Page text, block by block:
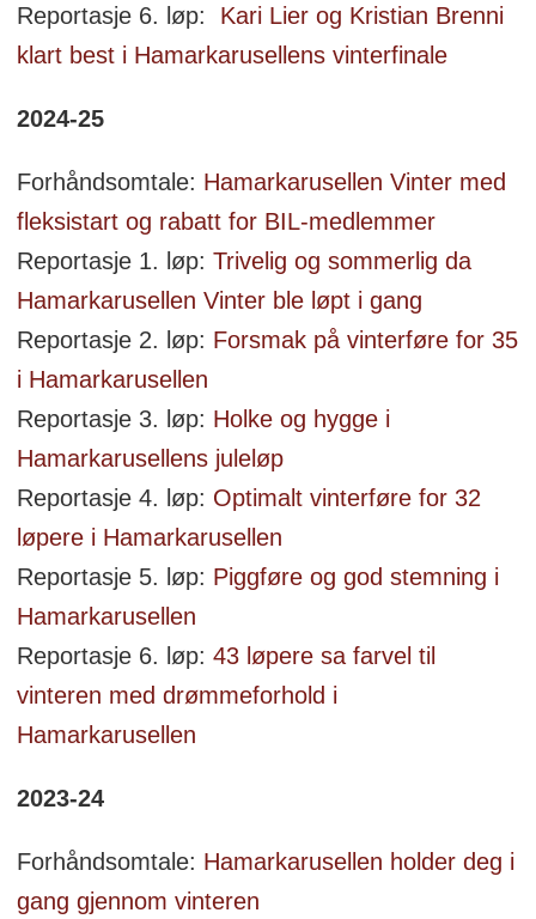
Reportasje 6. løp: Kari Lier og Kristian Brenni
klart best i Hamarkarusellens vinterfinale
2024-25
Forhåndsomtale: Hamarkarusellen Vinter med
fleksistart og rabatt for BIL-medlemmer
Reportasje 1. løp: Trivelig og sommerlig da
Hamarkarusellen Vinter ble løpt i gang
Reportasje 2. løp: Forsmak på vinterføre for 35
i Hamarkarusellen
Reportasje 3. løp: Holke og hygge i
Hamarkarusellens juleløp
Reportasje 4. løp: Optimalt vinterføre for 32
løpere i Hamarkarusellen
Reportasje 5. løp: Piggføre og god stemning i
Hamarkarusellen
Reportasje 6. løp: 43 løpere sa farvel til
vinteren med drømmeforhold i
Hamarkarusellen
2023-24
Forhåndsomtale: Hamarkarusellen holder deg i
gang gjennom vinteren